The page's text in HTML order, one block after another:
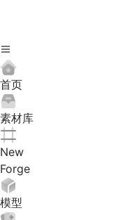
首页
素材库
New
Forge
模型